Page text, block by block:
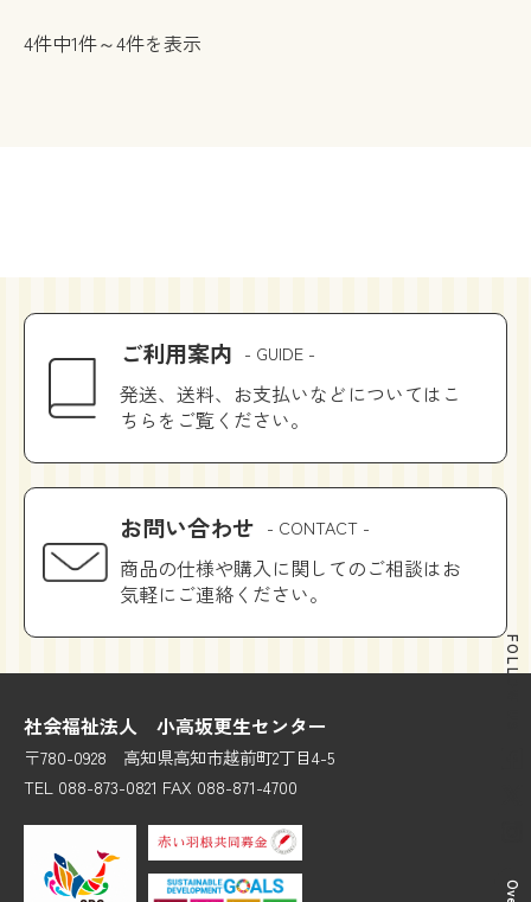
4件中1件～4件を表示
ご利用案内 - GUIDE -
発送、送料、お支払いなどについてはこ
ちらをご覧ください。
お問い合わせ - CONTACT -
商品の仕様や購入に関してのご相談はお
気軽にご連絡ください。
社会福祉法人 小高坂更生センター
〒780-0928 高知県高知市越前町2丁目4-5
TEL 088-873-0821 FAX 088-871-4700
FOLLOW US